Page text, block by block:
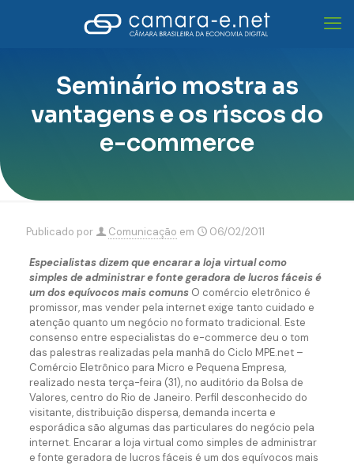
Seminário mostra as
vantagens e os riscos do
e-commerce
Publicado por Comunicação em 06/02/2011
Especialistas dizem que encarar a loja virtual como
simples de administrar e fonte geradora de lucros fáceis é
um dos equívocos mais comunsO comércio eletrônico é
promissor, mas vender pela internet exige tanto cuidado e
atenção quanto um negócio no formato tradicional. Este
consenso entre especialistas do e-commerce deu o tom
das palestras realizadas pela manhã do Ciclo MPE.net –
Comércio Eletrônico para Micro e Pequena Empresa,
realizado nesta terça-feira (31), no auditório da Bolsa de
Valores, centro do Rio de Janeiro. Perfil desconhecido do
visitante, distribuição dispersa, demanda incerta e
esporádica são algumas das particulares do negócio pela
internet. Encarar a loja virtual como simples de administrar
e fonte geradora de lucros fáceis é um dos equívocos mais